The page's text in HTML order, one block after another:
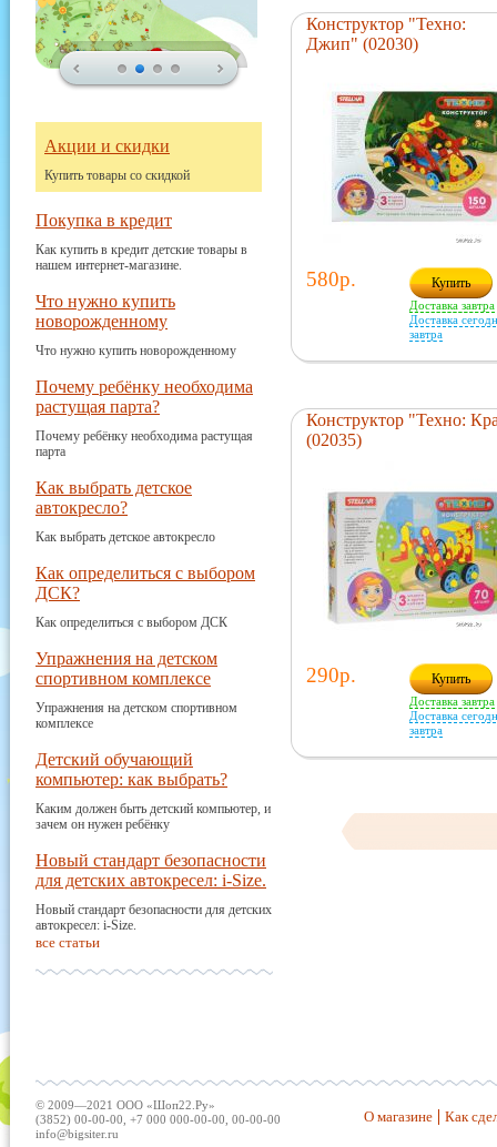
Акции и скидки
Купить товары со скидкой
Покупка в кредит
Как купить в кредит детские товары в
нашем интернет-магазине.
Что нужно купить
новорожденному
Что нужно купить новорожденному
Почему ребёнку необходима
растущая парта?
Почему ребёнку необходима растущая
парта
Как выбрать детское
автокресло?
Как выбрать детское автокресло
Как определиться с выбором
ДСК?
Как определиться с выбором ДСК
Упражнения на детском
спортивном комплексе
Упражнения на детском спортивном
комплексе
Детский обучающий
компьютер: как выбрать?
Каким должен быть детский компьютер, и
зачем он нужен ребёнку
Новый стандарт безопасности
для детских автокресел: i-Size.
Новый стандарт безопасности для детских
автокресел: i-Size.
все статьи
Конструктор "Техно:
Джип" (02030)
580р. Купить
Доставка завтра
Доставка
завтра
Конструктор "Техно:
(02035)
290р. Купить
Доставка завтра
Доставка
завтра
© 2009—2021 ООО «Шоп22.Ру»
(3852) 00-00-00, +7 000 000-00-00, 00-00-00
info@bigsiter.ru
О магазине Как